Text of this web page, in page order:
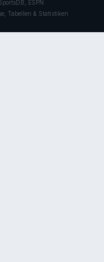
ESPN
Tabellen & Statistiken